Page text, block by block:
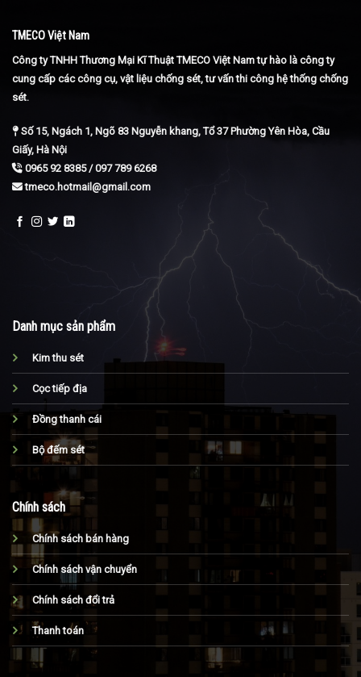
TMECO Việt Nam
Công ty TNHH Thương Mại Kĩ Thuật TMECO Việt Nam tự hào là công ty
cung cấp các công cụ, vật liệu chống sét, tư vấn thi công hệ thống chống
sét.
Số 15, Ngách 1, Ngõ 83 Nguyễn khang, Tổ 37 Phường Yên Hòa, Cầu
Giấy, Hà Nội
0965 92 8385 / 097 789 6268
tmeco.hotmail@gmail.com
Danh mục sản phẩm
Kim thu sét
Cọc tiếp địa
Đồng thanh cái
Bộ đếm sét
Chính sách
Chính sách bán hàng
Chính sách vận chuyển
Chính sách đổi trả
Thanh toán